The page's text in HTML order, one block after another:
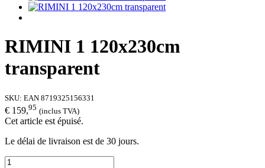
RIMINI 1 120x230cm
transparent
SKU: EAN 8719325156331
€ 159,95 (inclus TVA)
Cet article est épuisé.
Le délai de livraison est de 30 jours.